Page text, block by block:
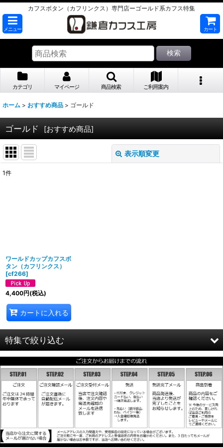
カフスボタン（カフリンクス）専門店ーゴールド系カフス特集
メニュー カート
検索
カテゴリ マイページ 商品検索 ご利用案内
ホーム > おすすめ商品 > ゴールド
ゴールド [おすすめ商品]
表示順変更
1件
ワールドカップカフスボ
タン（カフリンクス）
[cf266]
4,400円(税込)
カートに入れる
特集で絞り込む
ホワイト＆クリアー
レッド
イエロー